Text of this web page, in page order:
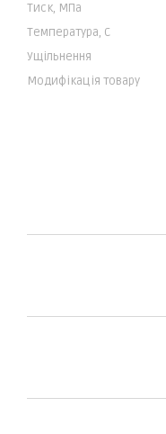
Тиск, МПа
Температура, С
Ущільнення
Модифікація товару